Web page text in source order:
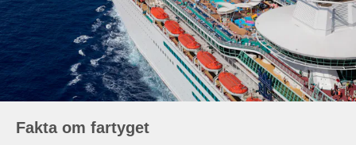
Fakta om fartyget